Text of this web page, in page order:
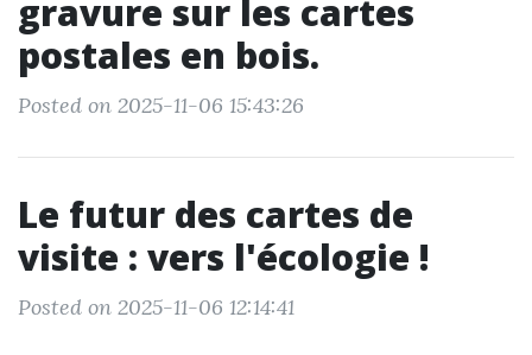
gravure sur les cartes
postales en bois.
Posted on 2025-11-06 15:43:26
Le futur des cartes de
visite : vers l'écologie !
Posted on 2025-11-06 12:14:41